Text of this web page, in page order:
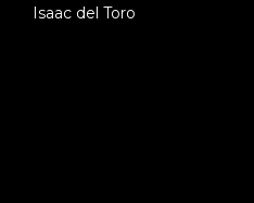
Isaac del Toro